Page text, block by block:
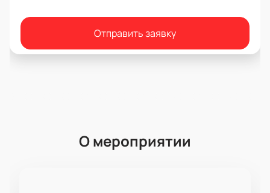
Отправить заявку
О мероприятии